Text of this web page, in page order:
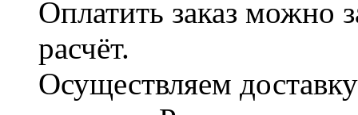
Оплатить заказ можно
расчёт.
Осуществляем